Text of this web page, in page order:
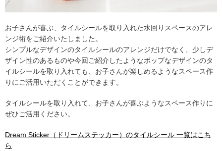
お子さんが喜ぶ、タイルシールを取り入れた水回りスペースのアレ
ンジ術をご紹介いたしました。
シンプルなデザインのタイルシールのアレンジだけでなく、少しデ
ザイン性のあるものや今回ご紹介したようなポップなデザインのタ
イルシールを取り入れても、お子さんが楽しめるようなスペース作
りにご活用いただくことができます。
タイルシールを取り入れて、お子さんが喜ぶようなスペース作りに
ぜひご活用ください。
Dream Sticker（ドリームステッカー）のタイルシール 一覧はこち
ら